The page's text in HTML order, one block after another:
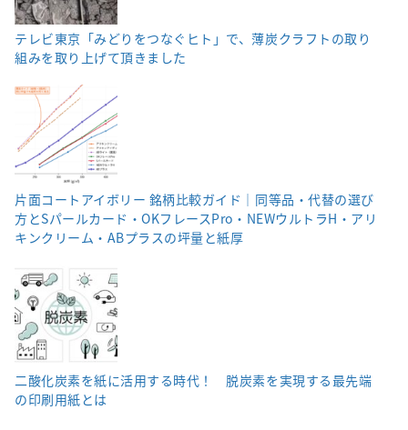
テレビ東京「みどりをつなぐヒト」で、薄炭クラフトの取り
組みを取り上げて頂きました
片面コートアイボリー 銘柄比較ガイド｜同等品・代替の選び
方とSパールカード・OKフレースPro・NEWウルトラH・アリ
キンクリーム・ABプラスの坪量と紙厚
二酸化炭素を紙に活用する時代！ 脱炭素を実現する最先端
の印刷用紙とは